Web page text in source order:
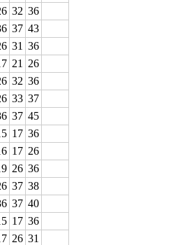
32 36
37 43
31 36
21
26
32 36
33 37
37 45
17 36
17 26
26 36
37 38
37 40
17 36
26 31